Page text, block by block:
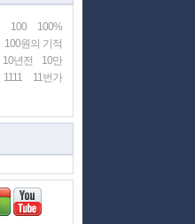
100
100%
100원의 기적
10년전
10만
1111
11번가